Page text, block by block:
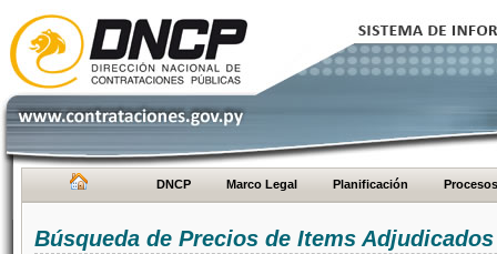
DNCP Marco Legal Planificación Procesos
Búsqueda de Precios de Items Adjudicados